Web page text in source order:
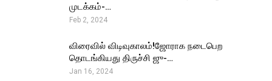
முடக்கம்-…
Feb 2, 2024
விரைவில் விடிவுகாலம்!ஜோராக நடைபெற
தொடங்கியது திருச்சி ஜு-…
Jan 16, 2024